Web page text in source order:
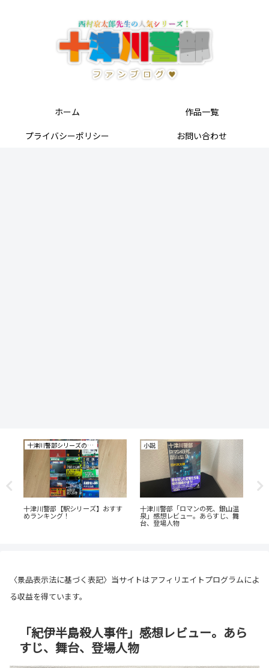
ホーム
作品一覧
プライバシーポリシー
お問い合わせ
十津川警部シリーズの研究
十津川警部【駅シリーズ】おすす
めランキング！
小説
十津川警部「ロマンの死、銀山温
泉」感想レビュー。あらすじ、舞
台、登場人物
〈景品表示法に基づく表記〉当サイトはアフィリエイトプログラムによ
る収益を得ています。
「紀伊半島殺人事件」感想レビュー。あら
すじ、舞台、登場人物